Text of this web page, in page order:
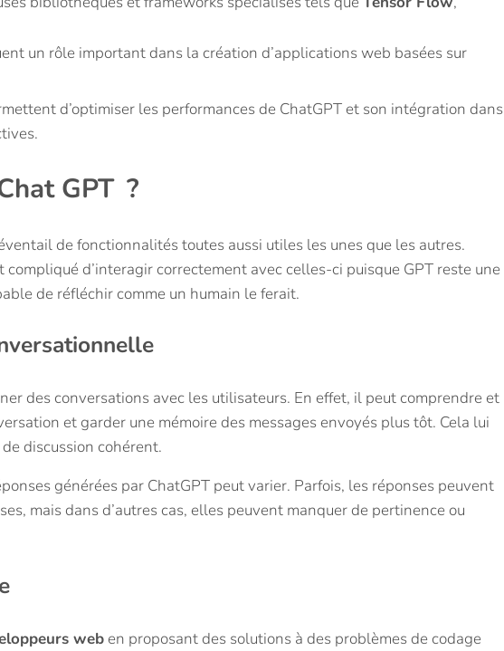
un rôle important dans la création d’applications web basées sur
d’optimiser les performances de ChatGPT et son intégration dans
GPT ?
de fonctionnalités toutes aussi utiles les unes que les autres.
compliqué d’interagir correctement avec celles-ci puisque GPT reste une
de réfléchir comme un humain le ferait.
des conversations avec les utilisateurs. En effet, il peut comprendre et
et garder une mémoire des messages envoyés plus tôt. Cela lui
discussion cohérent.
générées par ChatGPT peut varier. Parfois, les réponses peuvent
mais dans d’autres cas, elles peuvent manquer de pertinence ou
weben proposant des solutions à des problèmes de codage